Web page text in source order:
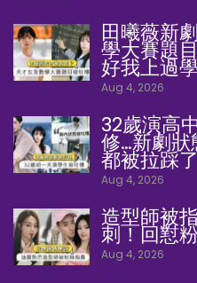
田曦薇新
學大賽題
好我上過
Aug 4, 2026
32歲演高
修…新劇狀
都被拉踩
Aug 4, 2026
造型師被
刺！回懟
Aug 4, 2026